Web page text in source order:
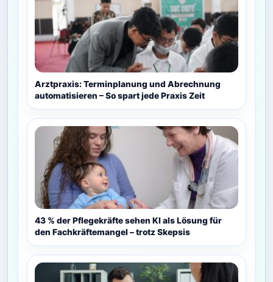
Arztpraxis: Terminplanung und Abrechnung
automatisieren – So spart jede Praxis Zeit
43 % der Pflegekräfte sehen KI als Lösung für
den Fachkräftemangel – trotz Skepsis